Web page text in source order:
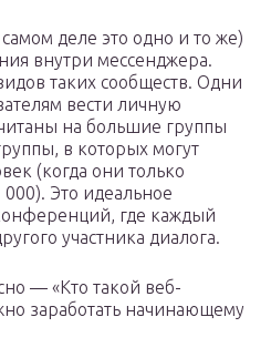
деле это одно и то же)
внутри мессенджера.
таких сообществ. Одни
вести личную
на большие группы
в которых могут
(когда они только
Это идеальное
где каждый
участника диалога.
— «Кто такой веб-
заработать начинающему